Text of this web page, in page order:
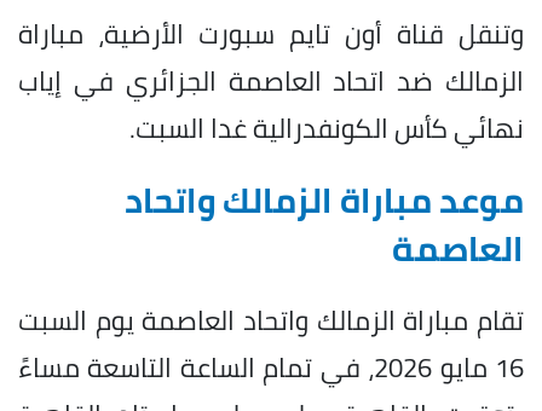
وتنقل قناة أون تايم سبورت الأرضية، مباراة
الزمالك ضد اتحاد العاصمة الجزائري في إياب
نهائي كأس الكونفدرالية غدا السبت.
موعد مباراة الزمالك واتحاد
العاصمة
تقام مباراة الزمالك واتحاد العاصمة يوم السبت
16 مايو 2026، في تمام الساعة التاسعة مساءً